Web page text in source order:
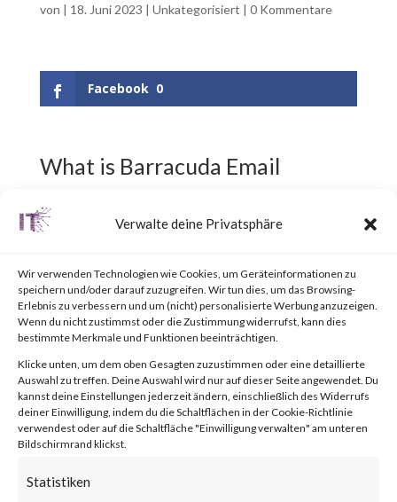
Verwalte deine Privatsphäre
Wir verwenden Technologien wie Cookies, um Geräteinformationen zu
speichern und/oder darauf zuzugreifen. Wir tun dies, um das Browsing-
Erlebnis zu verbessern und um (nicht) personalisierte Werbung anzuzeigen.
Wenn du nicht zustimmst oder die Zustimmung widerrufst, kann dies
bestimmte Merkmale und Funktionen beeinträchtigen.
Klicke unten, um dem oben Gesagten zuzustimmen oder eine detaillierte
Auswahl zu treffen. Deine Auswahl wird nur auf dieser Seite angewendet. Du
kannst deine Einstellungen jederzeit ändern, einschließlich des Widerrufs
deiner Einwilligung, indem du die Schaltflächen in der Cookie-Richtlinie
verwendest oder auf die Schaltfläche "Einwilligung verwalten" am unteren
Bildschirmrand klickst.
Statistiken
von | 18. Juni 2023 | Unkategorisiert | 0 Kommentare
Facebook 0
What is Barracuda Email
(ESG)?
The Barracuda Email Security
Gateway Appliance is an email
security solution that monitors
and filters inbound and
outbound emails for unwanted
content such as spam and
malware.